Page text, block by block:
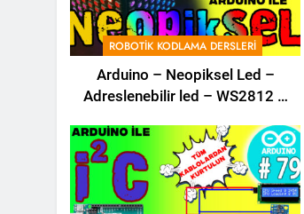
ROBOTIK KODLAMA DERSLERI
Arduino – Neopiksel Led –
Adreslenebilir led – WS2812 –